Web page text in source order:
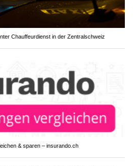
Chauffeurdienst in der Zentralschweiz
& sparen – insurando.ch